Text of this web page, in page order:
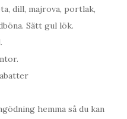
dill, majrova, portlak,
Sätt gul lök.
hemma så du kan